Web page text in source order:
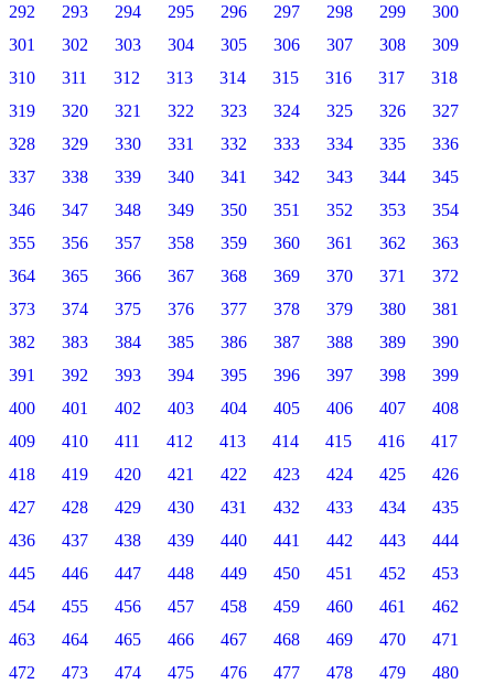
292
293 294 295 296 297 298 299
300
301
302 303 304 305 306 307 308
309
310
311 312 313 314 315 316 317
318
319
320 321 322 323 324 325 326
327
328
329 330 331 332 333 334 335
336
337
338 339 340 341 342 343 344
345
346
347 348 349 350 351 352 353
354
355
356 357 358 359 360 361 362
363
364
365 366 367 368 369 370 371
372
373
374 375 376 377 378 379 380
381
382
383 384 385 386 387 388 389
390
391
392 393 394 395 396 397 398
399
400
401 402 403 404 405 406 407
408
409
410 411 412 413 414 415 416
417
418
419 420 421 422 423 424 425
426
427
428 429 430 431 432 433 434
435
436
437 438 439 440 441 442 443
444
445
446 447 448 449 450 451 452
453
454
455 456 457 458 459 460 461
462
463
464 465 466 467 468 469 470
471
472
473 474 475 476 477 478 479
480